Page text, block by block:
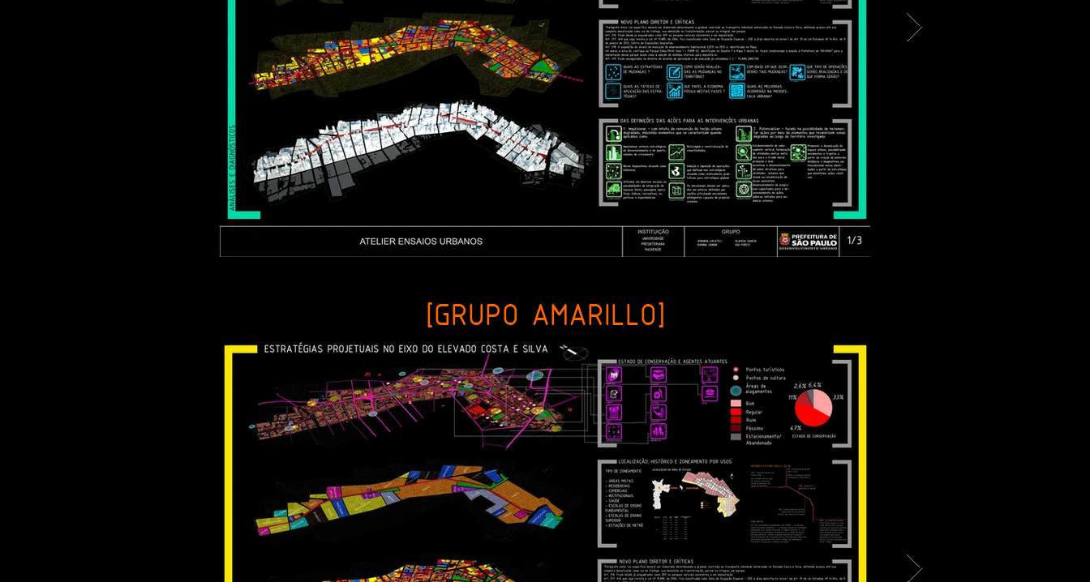
[GRUPO AMARILLO]